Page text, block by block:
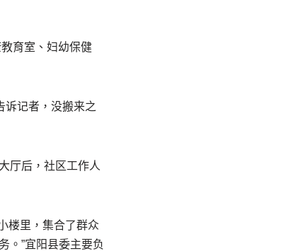
育室、妇幼保健
诉记者，没搬来之
厅后，社区工作人
楼里，集合了群众
。”宜阳县委主要负